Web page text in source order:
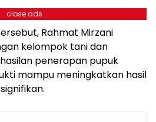
close ads
Rahmat Mirzani
kelompok tani dan
penerapan pupuk
mampu meningkatkan hasil